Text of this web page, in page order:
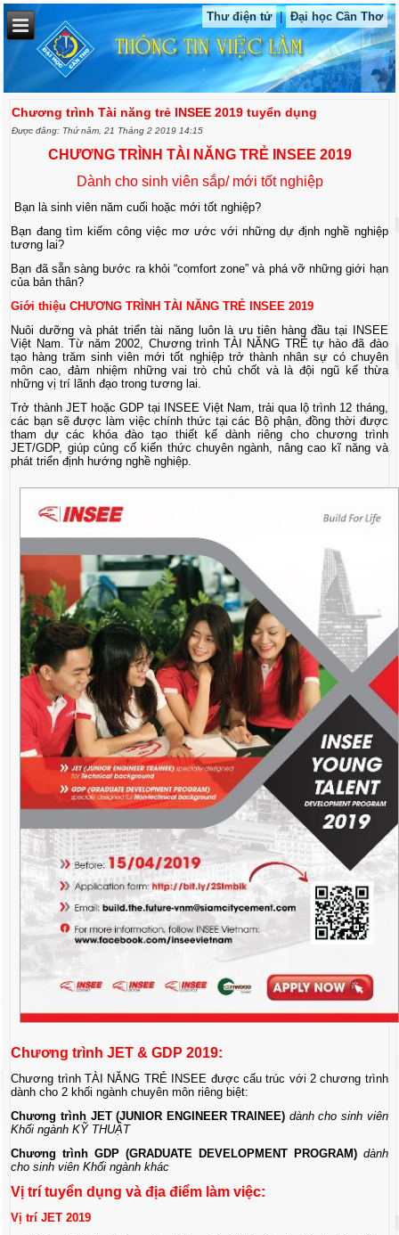
Thư điện tử | Đại học Cần Thơ
Chương trình Tài năng trẻ INSEE 2019 tuyển dụng
Được đăng: Thứ năm, 21 Tháng 2 2019 14:15
CHƯƠNG TRÌNH TÀI NĂNG TRẺ INSEE 2019
Dành cho sinh viên sắp/ mới tốt nghiệp
Bạn là sinh viên năm cuối hoặc mới tốt nghiệp?
Bạn đang tìm kiếm công việc mơ ước với những dự định nghề nghiệp
tương lai?
Bạn đã sẵn sàng bước ra khỏi “comfort zone” và phá vỡ những giới hạn
của bản thân?
Giới thiệu CHƯƠNG TRÌNH TÀI NĂNG TRẺ INSEE 2019
Nuôi dưỡng và phát triển tài năng luôn là ưu tiên hàng đầu tại INSEE
Việt Nam. Từ năm 2002, Chương trình TÀI NĂNG TRẺ tự hào đã đào
tạo hàng trăm sinh viên mới tốt nghiệp trở thành nhân sự có chuyên
môn cao, đảm nhiệm những vai trò chủ chốt và là đội ngũ kế thừa
những vị trí lãnh đạo trong tương lai.
Trở thành JET hoặc GDP tại INSEE Việt Nam, trải qua lộ trình 12 tháng,
các bạn sẽ được làm việc chính thức tại các Bộ phận, đồng thời được
tham dự các khóa đào tạo thiết kế dành riêng cho chương trình
JET/GDP, giúp củng cố kiến thức chuyên ngành, nâng cao kĩ năng và
phát triển định hướng nghề nghiệp.
Chương trình JET & GDP 2019:
Chương trình TÀI NĂNG TRẺ INSEE được cấu trúc với 2 chương trình
dành cho 2 khối ngành chuyên môn riêng biệt:
Chương trình JET (JUNIOR ENGINEER TRAINEE) dành cho sinh viên
Khối ngành KỸ THUẬT
Chương trình GDP (GRADUATE DEVELOPMENT PROGRAM) dành
cho sinh viênKhối ngành khác
Vị trí tuyển dụng và địa điểm làm việc:
Vị trí JET 2019